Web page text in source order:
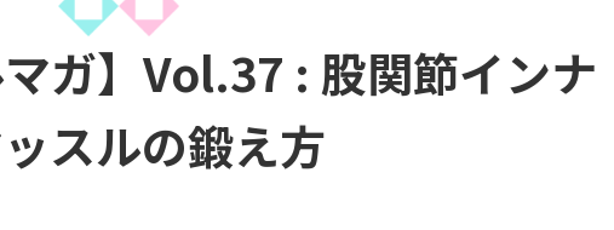
マガ】Vol.37 : 股関節インナ
スルの鍛え方